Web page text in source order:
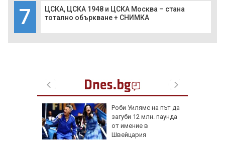
7
ЦСКА, ЦСКА 1948 и ЦСКА Москва – стана
тотално объркване + СНИМКА
Роби Уилямс на път да
загуби 12 млн. паунда
от имение в
Швейцария